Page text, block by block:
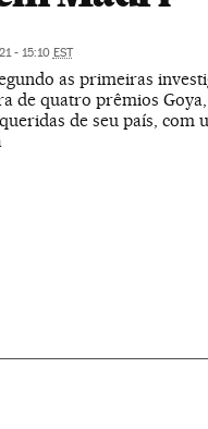
- 15:10 EST
as primeiras
de quatro prêmios
de seu país, com